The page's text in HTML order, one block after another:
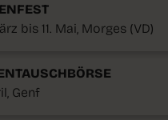
bis 11. Mai, Morges (VD)
Genf